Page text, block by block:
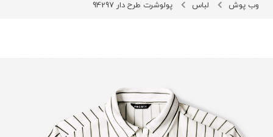
وب پوش لباس پولوشرت طرح دار 94297